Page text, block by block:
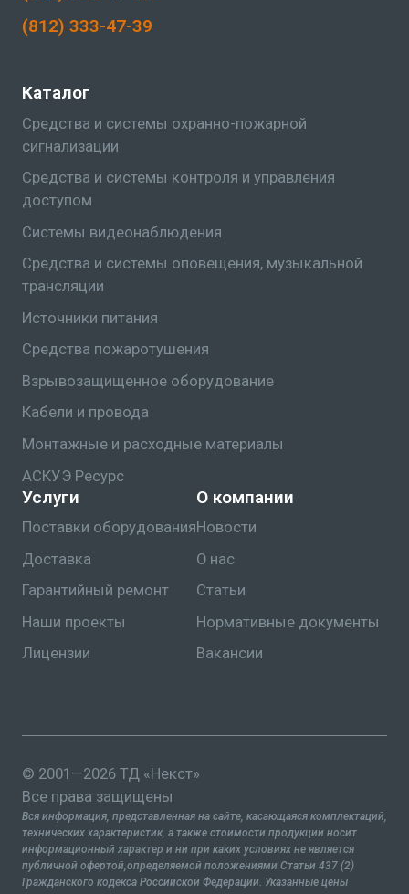
Каталог
Средства и системы охранно-пожарной
сигнализации
Средства и системы контроля и управления
доступом
Системы видеонаблюдения
Средства и системы оповещения, музыкальной
трансляции
Источники питания
Средства пожаротушения
Взрывозащищенное оборудование
Кабели и провода
Монтажные и расходные материалы
АСКУЭ Ресурс
Услуги
Поставки оборудования
Доставка
Гарантийный ремонт
Наши проекты
Лицензии
О компании
Новости
О нас
Статьи
Нормативные документы
Вакансии
(812) 333-47-39
© 2001—2026 ТД «Некст»
Все права защищены
Вся информация, представленная на сайте, касающаяся комплектаций,
технических характеристик, а также стоимости продукции носит
информационный характер и ни при каких условиях не является
публичной офертой,определяемой положениями Статьи 437 (2)
Гражданского кодекса Российской Федерации. Указанные цены